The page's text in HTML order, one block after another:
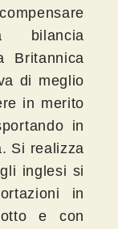
bilancia
Britannica
di meglio
in merito
in
Si realizza
inglesi si
in
e con